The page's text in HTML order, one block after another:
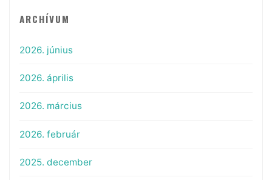
ARCHÍVUM
2026. június
2026. április
2026. március
2026. február
2025. december